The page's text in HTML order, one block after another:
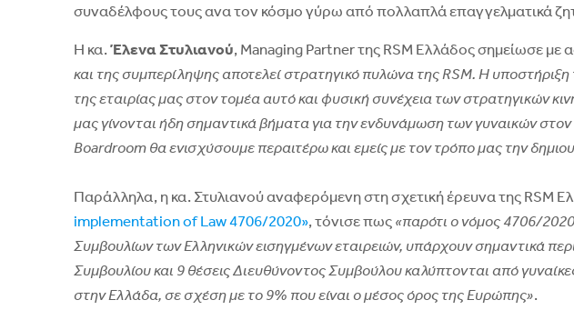
συναδέλφους τους ανα τον κόσμο γύρω από πολλαπλά επαγγελματικά
H κα. Έλενα Στυλιανού, Managing Partner της RSM Ελλάδος σημείωσε
και της συμπερίληψης αποτελεί στρατηγικό πυλώνα της RSM. Η
της εταιρίας μας στον τομέα αυτό και φυσική συνέχεια των στρατηγικών
μας γίνονται ήδη σημαντικά βήματα για την ενδυνάμωση των γυναικών
Boardroom θα ενισχύσουμε περαιτέρω και εμείς με τον τρόπο μας την
Παράλληλα, η κα. Στυλιανού αναφερόμενη στη σχετική έρευνα της RSM
implementation of Law 4706/2020», τόνισε πως «παρότι ο νόμος 4706/
Συμβουλίων των Ελληνικών εισηγμένων εταιρειών, υπάρχουν σημαντικά
Συμβουλίου και 9 θέσεις Διευθύνοντος Συμβούλου καλύπτονται από
στην Ελλάδα, σε σχέση με το 9% που είναι ο μέσος όρος της Ευρώπης».